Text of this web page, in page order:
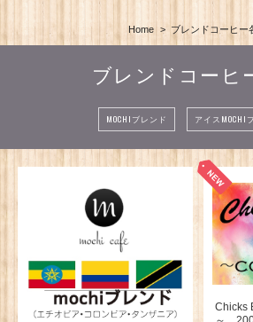
Home ブレンドコーヒー
ブレンドコーヒ
MOCHIブレンド アイスMOCHI
Chicks